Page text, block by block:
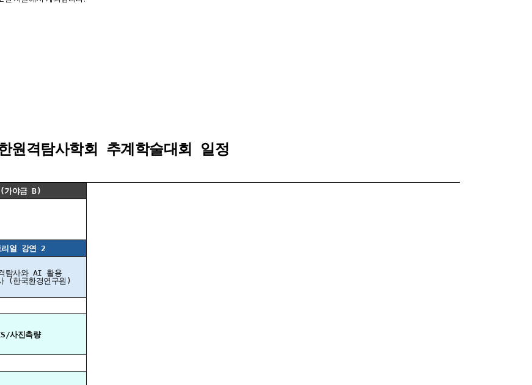
원격탐사학회 추계학술대회 일정
가야금 B)
리얼 강연 2
탐사와 AI 활용
(한국환경연구원)
사진측량